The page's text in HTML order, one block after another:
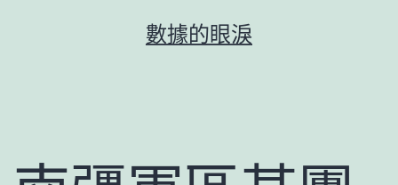
容
數據的眼淚